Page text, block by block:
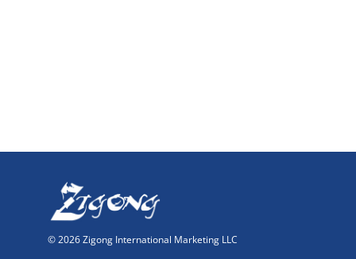
© 2026 Zigong International Marketing LLC